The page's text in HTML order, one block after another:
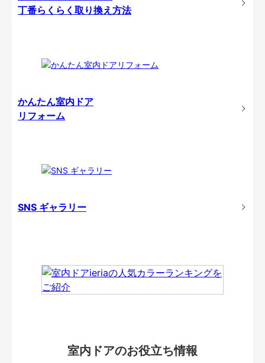
丁番らくらく取り換え方法
かんたん室内ドア
リフォーム
SNS ギャラリー
室内ドアのお役立ち情報